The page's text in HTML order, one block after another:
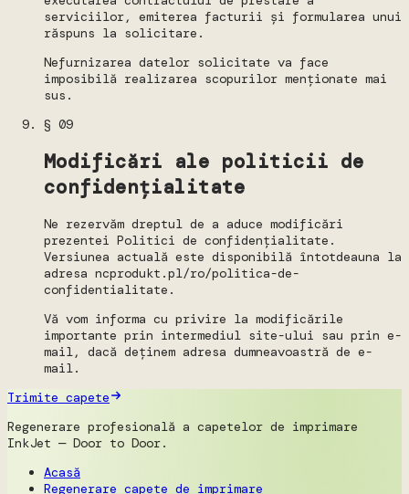
serviciilor, emiterea facturii și formularea unui
răspuns la solicitare.
Nefurnizarea datelor solicitate va face
imposibilă realizarea scopurilor menționate mai
sus.
§ 09
Modificări ale politicii de
confidențialitate
Ne rezervăm dreptul de a aduce modificări
prezentei Politici de confidențialitate.
Versiunea actuală este disponibilă întotdeauna la
adresa ncprodukt.pl/ro/politica-de-
confidentialitate.
Vă vom informa cu privire la modificările
importante prin intermediul site-ului sau prin e-
mail, dacă deținem adresa dumneavoastră de e-
mail.
Trimite capete
Regenerare profesională a capetelor de imprimare
InkJet — Door to Door.
Acasă
Regenerare capete de imprimare